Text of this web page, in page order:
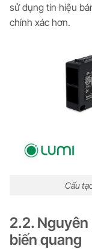
sử dụng tín hiệu
chính xác hơn.
Cấu
2.2.
biến quang